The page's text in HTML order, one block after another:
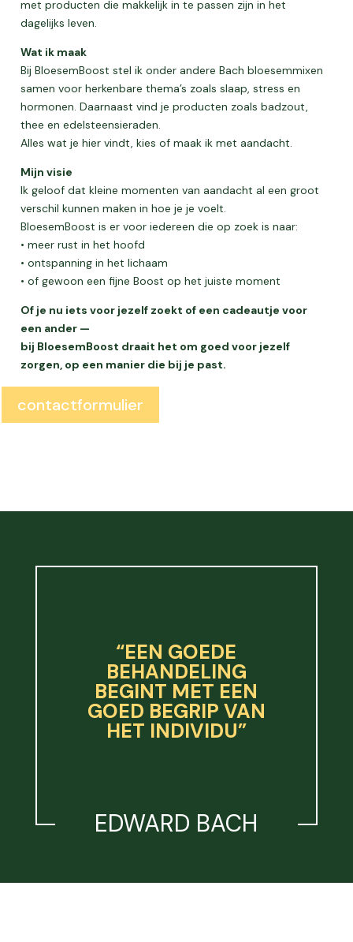
met producten die makkelijk in te passen zijn in het
dagelijks leven.
Wat ik maak
Bij BloesemBoost stel ik onder andere Bach bloesemmixen
samen voor herkenbare thema’s zoals slaap, stress en
hormonen. Daarnaast vind je producten zoals badzout,
thee en edelsteensieraden.
Alles wat je hier vindt, kies of maak ik met aandacht.
Mijn visie
Ik geloof dat kleine momenten van aandacht al een groot
verschil kunnen maken in hoe je je voelt.
BloesemBoost is er voor iedereen die op zoek is naar:
• meer rust in het hoofd
• ontspanning in het lichaam
• of gewoon een fijne Boost op het juiste moment
Of je nu iets voor jezelf zoekt of een cadeautje voor
een ander —
bij BloesemBoost draait het om goed voor jezelf
zorgen, op een manier die bij je past.
contactformulier
“EEN GOEDE
BEHANDELING
BEGINT MET EEN
GOED BEGRIP VAN
HET INDIVIDU”
EDWARD BACH